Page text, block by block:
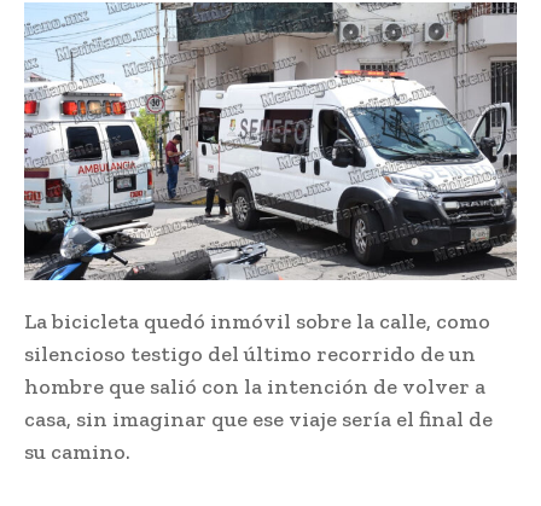
La bicicleta quedó inmóvil sobre la calle, como
silencioso testigo del último recorrido de un
hombre que salió con la intención de volver a
casa, sin imaginar que ese viaje sería el final de
su camino.